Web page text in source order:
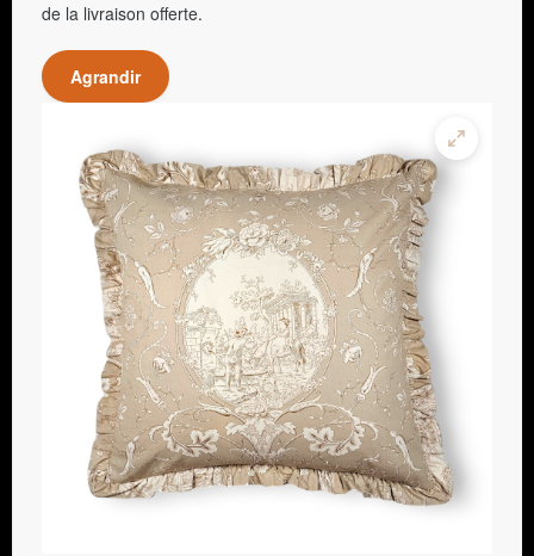
de la livraison offerte.
Agrandir